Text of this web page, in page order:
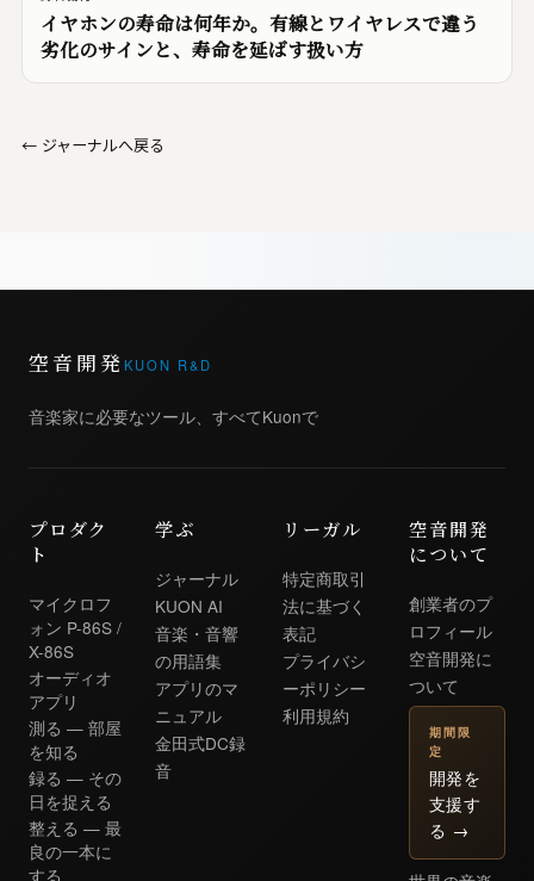
イヤホンの寿命は何年か。有線とワイヤレスで違う
劣化のサインと、寿命を延ばす扱い方
← ジャーナルへ戻る
空音開発 KUON R&D
音楽家に必要なツール、すべてKuonで
プロダク
ト
マイクロフ
ォン P-86S /
X-86S
オーディオ
アプリ
測る — 部屋
を知る
録る — その
日を捉える
整える — 最
良の一本に
する
学ぶ
ジャーナル
KUON AI
音楽・音響
の用語集
アプリのマ
ニュアル
金田式DC録
音
リーガル
特定商取引
法に基づく
表記
プライバシ
ーポリシー
利用規約
空音開発
について
創業者のプ
ロフィール
空音開発に
ついて
期間限
定
開発を
支援す
る →